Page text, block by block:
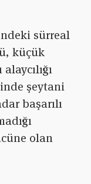
sürreal
küçük
şeytani
başarılı
olan